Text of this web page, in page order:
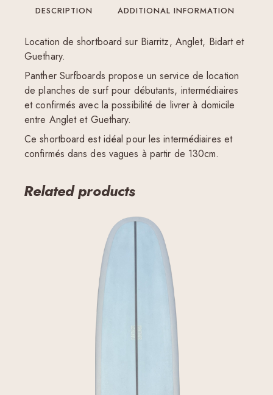
DESCRIPTION ADDITIONAL INFORMATION
Location de shortboard sur Biarritz, Anglet, Bidart et
Guethary.
Panther Surfboards propose un service de location
de planches de surf pour débutants, intermédiaires
et confirmés avec la possibilité de livrer à domicile
entre Anglet et Guethary.
Ce shortboard est idéal pour les intermédiaires et
confirmés dans des vagues à partir de 130cm.
Related products